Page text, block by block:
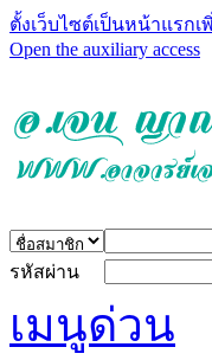
ตั้งเว็บไซต์เป็นหน้าแรกเ
Open the auxiliary access
รหัสผ่าน
เมนูด่วน